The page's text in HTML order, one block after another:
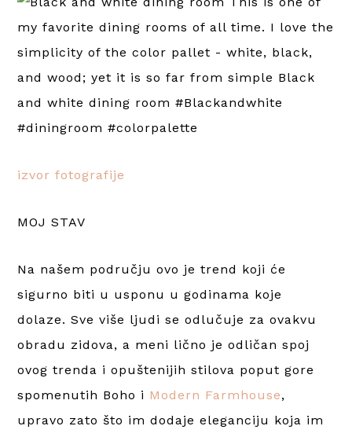
izvor fotografije
MOJ STAV
Na našem području ovo je trend koji će
sigurno biti u usponu u godinama koje
dolaze. Sve više ljudi se odlučuje za ovakvu
obradu zidova, a meni lično je odličan spoj
ovog trenda i opuštenijih stilova poput gore
spomenutih Boho i Modern Farmhouse,
upravo zato što im dodaje eleganciju koja im